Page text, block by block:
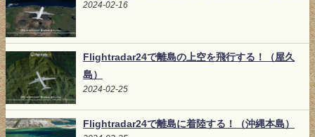
2024-02-16
Flightradar24で離島の上空を飛行する！（屋久
島）
2024-02-25
Flightradar24で離島に着陸する！（沖縄本島）